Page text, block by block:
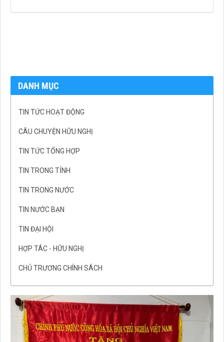
DANH MỤC
TIN TỨC HOẠT ĐỘNG
CÂU CHUYỆN HỮU NGHỊ
TIN TỨC TỔNG HỢP
TIN TRONG TỈNH
TIN TRONG NƯỚC
TIN NƯỚC BẠN
TIN ĐẠI HỘI
HỢP TÁC - HỮU NGHỊ
CHỦ TRƯƠNG CHÍNH SÁCH